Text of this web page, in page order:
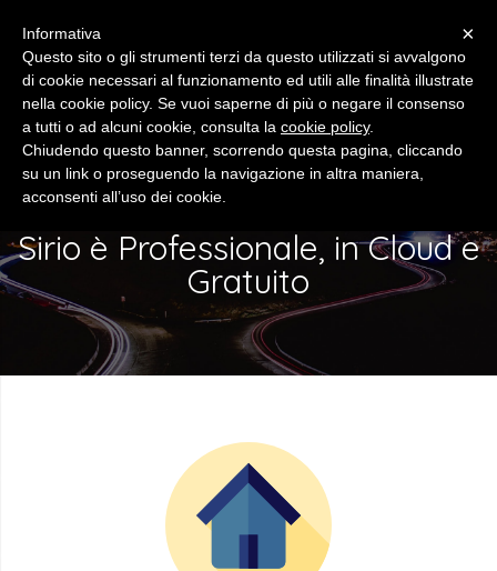
GESTIONE CESPITI
Sirio è Professionale, in Cloud e
Gratuito
×
Informativa
Questo sito o gli strumenti terzi da questo utilizzati si avvalgono
di cookie necessari al funzionamento ed utili alle finalità illustrate
nella cookie policy. Se vuoi saperne di più o negare il consenso
a tutti o ad alcuni cookie, consulta la cookie policy.
Chiudendo questo banner, scorrendo questa pagina, cliccando
su un link o proseguendo la navigazione in altra maniera,
acconsenti all’uso dei cookie.